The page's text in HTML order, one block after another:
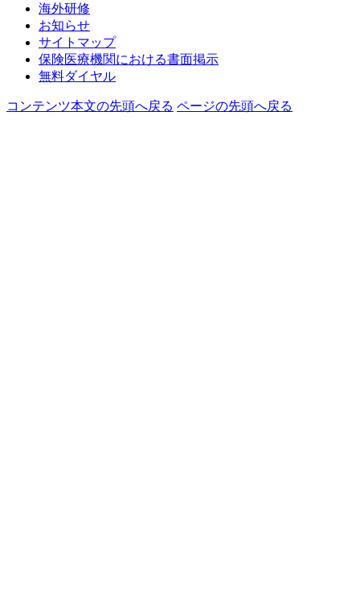
海外研修
お知らせ
サイトマップ
保険医療機関における書面掲示
無料ダイヤル
コンテンツ本文の先頭へ戻る ページの先頭へ戻る